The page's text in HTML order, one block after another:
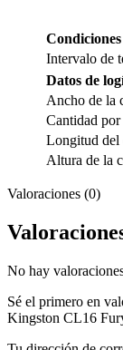
Intervalo de
Datos de
Ancho de la
Cantidad
Longitud del
Altura de la
Valoraciones (0)
No hay
Sé el primero en
Kingston CL16